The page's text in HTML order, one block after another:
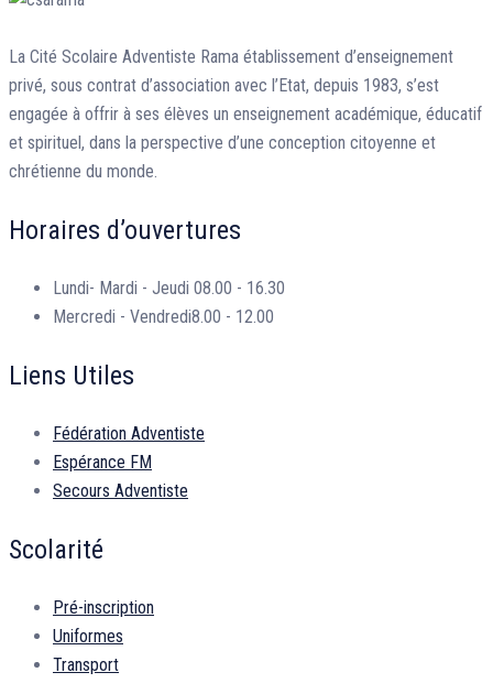
La Cité Scolaire Adventiste Rama établissement d’enseignement
privé, sous contrat d’association avec l’Etat, depuis 1983, s’est
engagée à offrir à ses élèves un enseignement académique, éducatif
et spirituel, dans la perspective d’une conception citoyenne et
chrétienne du monde.
Horaires d’ouvertures
Lundi- Mardi - Jeudi 08.00 - 16.30
Mercredi - Vendredi8.00 - 12.00
Liens Utiles
Fédération Adventiste
Espérance FM
Secours Adventiste
Scolarité
Pré-inscription
Uniformes
Transport